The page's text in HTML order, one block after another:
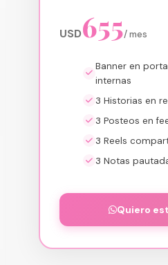
USD655/ mes
Banner en
internas
3 Historias en
3 Posteos en
3 Reels
3 Notas
Quiero